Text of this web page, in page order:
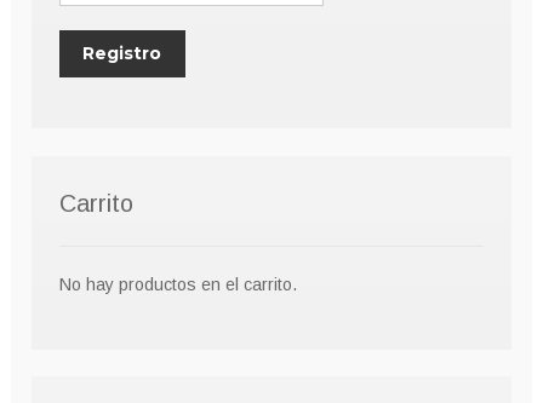
Carrito
No hay productos en el carrito.